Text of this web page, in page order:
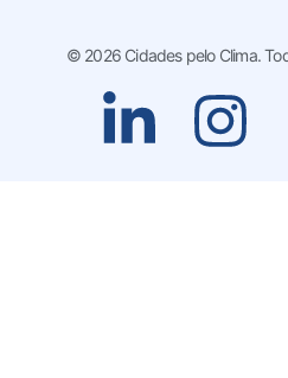
© 2026 Cidades pelo Clima.